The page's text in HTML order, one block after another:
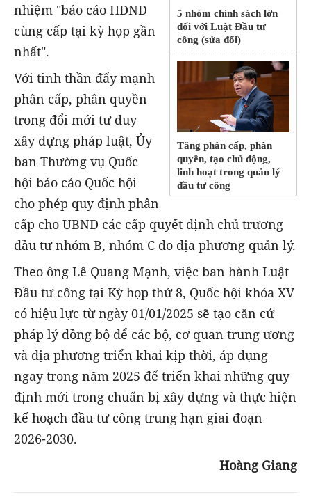
5 nhóm chính sách lớn
đối với Luật Đầu tư
công (sửa đổi)
Tăng phân cấp, phân
quyền, tạo chủ động,
linh hoạt trong quản lý
đầu tư công
nhiệm "báo cáo HĐND
cùng cấp tại kỳ họp gần
nhất".
Với tinh thần đẩy mạnh
phân cấp, phân quyền
trong đổi mới tư duy
xây dựng pháp luật, Ủy
ban Thường vụ Quốc
hội báo cáo Quốc hội
cho phép quy định phân
cấp cho UBND các cấp quyết định chủ trương
đầu tư nhóm B, nhóm C do địa phương quản lý.
Theo ông Lê Quang Mạnh, việc ban hành Luật
Đầu tư công tại Kỳ họp thứ 8, Quốc hội khóa XV
có hiệu lực từ ngày 01/01/2025 sẽ tạo căn cứ
pháp lý đồng bộ để các bộ, cơ quan trung ương
và địa phương triển khai kịp thời, áp dụng
ngay trong năm 2025 để triển khai những quy
định mới trong chuẩn bị xây dựng và thực hiện
kế hoạch đầu tư công trung hạn giai đoạn
2026-2030.
Hoàng Giang